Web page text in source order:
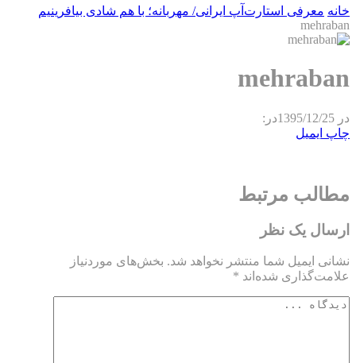
خانه معرفی استارت‌آپ ایرانی/ مهربانه؛ با هم شادی بیافرینیم
mehraban
mehraban
در 1395/12/25در:
چاپ ایمیل
مطالب مرتبط
ارسال یک نظر
نشانی ایمیل شما منتشر نخواهد شد. بخش‌های موردنیاز
علامت‌گذاری شده‌اند *